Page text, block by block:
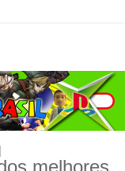
melhores